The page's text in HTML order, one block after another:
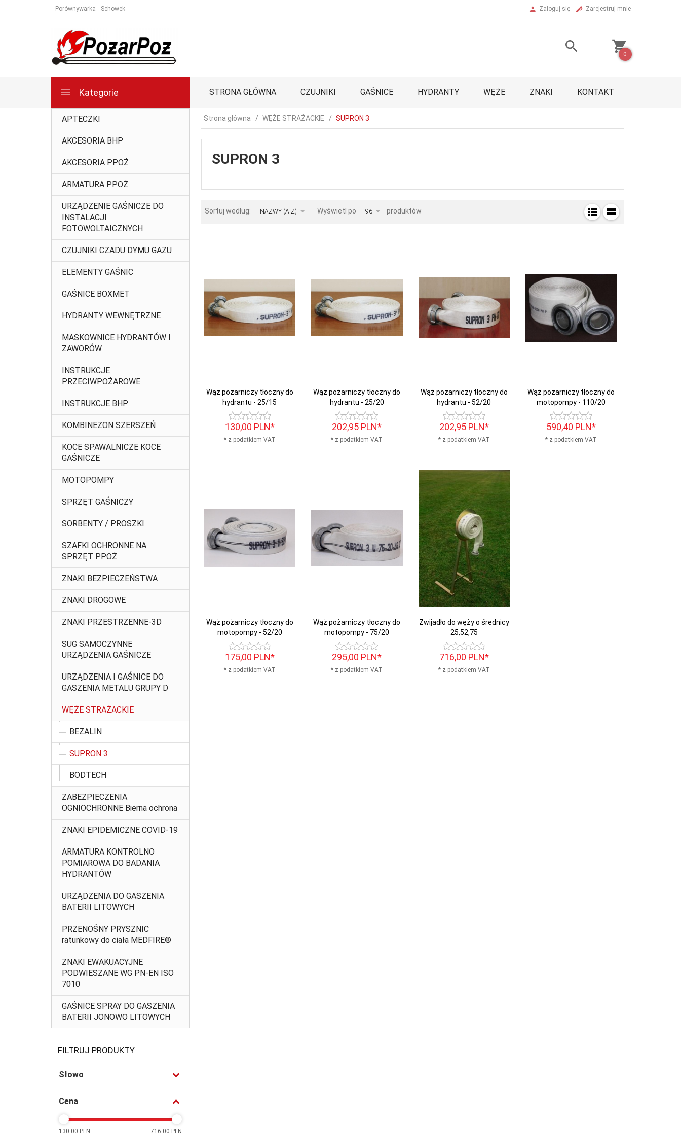
Porównywarka Schowek Zaloguj się Zarejestruj mnie
0
Kategorie STRONA GŁÓWNA CZUJNIKI GAŚNICE HYDRANTY WĘŻE ZNAKI KONTAKT
APTECZKI
AKCESORIA BHP
AKCESORIA PPOŻ
ARMATURA PPOŻ
URZĄDZENIE GAŚNICZE DO
INSTALACJI
FOTOWOLTAICZNYCH
CZUJNIKI CZADU DYMU GAZU
ELEMENTY GAŚNIC
GAŚNICE BOXMET
HYDRANTY WEWNĘTRZNE
MASKOWNICE HYDRANTÓW I
ZAWORÓW
INSTRUKCJE
PRZECIWPOŻAROWE
INSTRUKCJE BHP
KOMBINEZON SZERSZEŃ
KOCE SPAWALNICZE KOCE
GAŚNICZE
MOTOPOMPY
SPRZĘT GAŚNICZY
SORBENTY / PROSZKI
SZAFKI OCHRONNE NA
SPRZĘT PPOŻ
ZNAKI BEZPIECZEŃSTWA
ZNAKI DROGOWE
ZNAKI PRZESTRZENNE-3D
SUG SAMOCZYNNE
URZĄDZENIA GAŚNICZE
URZĄDZENIA I GAŚNICE DO
GASZENIA METALU GRUPY D
WĘŻE STRAŻACKIE
BEZALIN
SUPRON 3
BODTECH
ZABEZPIECZENIA
OGNIOCHRONNE Bierna ochrona
ZNAKI EPIDEMICZNE COVID-19
ARMATURA KONTROLNO
POMIAROWA DO BADANIA
HYDRANTÓW
URZĄDZENIA DO GASZENIA
BATERII LITOWYCH
PRZENOŚNY PRYSZNIC
ratunkowy do ciała MEDFIRE®
ZNAKI EWAKUACYJNE
PODWIESZANE WG PN-EN ISO
7010
GAŚNICE SPRAY DO GASZENIA
BATERII JONOWO LITOWYCH
FILTRUJ PRODUKTY
Słowo
Cena
130.00 PLN 716.00 PLN
Strona główna WĘŻE STRAŻACKIE SUPRON 3
SUPRON 3
Sortuj według: sortNAZWY (A-Z) Wyświetl po pop96 produktów
Wąż pożarniczy tłoczny do
hydrantu - 25/15
130,00 PLN*
* z podatkiem VAT
Wąż pożarniczy tłoczny do
hydrantu - 25/20
202,95 PLN*
* z podatkiem VAT
Wąż pożarniczy tłoczny do
hydrantu - 52/20
202,95 PLN*
* z podatkiem VAT
Wąż pożarniczy tłoczny do
motopompy - 110/20
590,40 PLN*
* z podatkiem VAT
Wąż pożarniczy tłoczny do
motopompy - 52/20
175,00 PLN*
* z podatkiem VAT
Wąż pożarniczy tłoczny do
motopompy - 75/20
295,00 PLN*
* z podatkiem VAT
Zwijadło do węży o średnicy
25,52,75
716,00 PLN*
* z podatkiem VAT